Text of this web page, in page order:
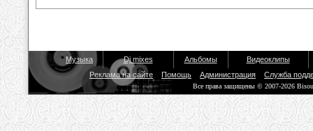
Музыка Dj mixes Альбомы
Видеоклипы
Реклама на сайте
Помощь Администрация Служба
Все права защищены © 2007-2026